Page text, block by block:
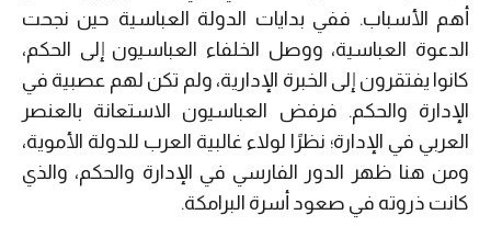
أهم الأسباب. ففي بدايات الدولة العباسية حين نجحت
الدعوة العباسية، ووصل الخلفاء العباسيون إلى الحكم،
كانوا يفتقرون إلى الخبرة الإدارية، ولم تكن لهم عصبية في
الإدارة والحكم. فرفض العباسيون الاستعانة بالعنصر
العربي في الإدارة؛ نظرًا لولاء غالبية العرب للدولة الأموية،
ومن هنا ظهر الدور الفارسي في الإدارة والحكم، والذي
كانت ذروته في صعود أسرة البرامكة.